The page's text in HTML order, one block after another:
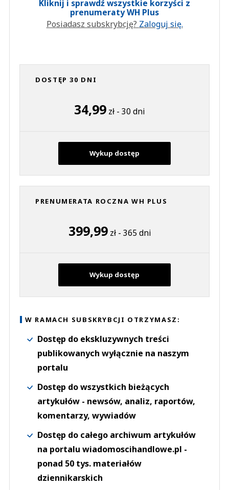
Kliknij i sprawdź wszystkie korzyści z
prenumeraty WH Plus
Posiadasz subskrybcję? Zaloguj się.
DOSTĘP 30 DNI
34,99 zł - 30 dni
Wykup dostęp
PRENUMERATA ROCZNA WH PLUS
399,99zł - 365 dni
Wykup dostęp
W RAMACH SUBSKRYBCJI OTRZYMASZ:
Dostęp do ekskluzywnych treści
publikowanych wyłącznie na naszym
portalu
Dostęp do wszystkich bieżących
artykułów - newsów, analiz, raportów,
komentarzy, wywiadów
Dostęp do całego archiwum artykułów
na portalu wiadomoscihandlowe.pl -
ponad 50 tys. materiałów
dziennikarskich